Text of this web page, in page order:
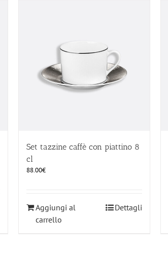
Set tazzine caffè con piattino 8
cl
88.00€
Aggiungi al
carrello
Dettagli